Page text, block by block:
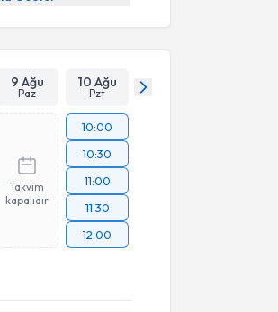
9 Ağu
Paz
10 Ağu
Pzt
Takvim
kapalıdır
10:00
10:30
11:00
11:30
12:00